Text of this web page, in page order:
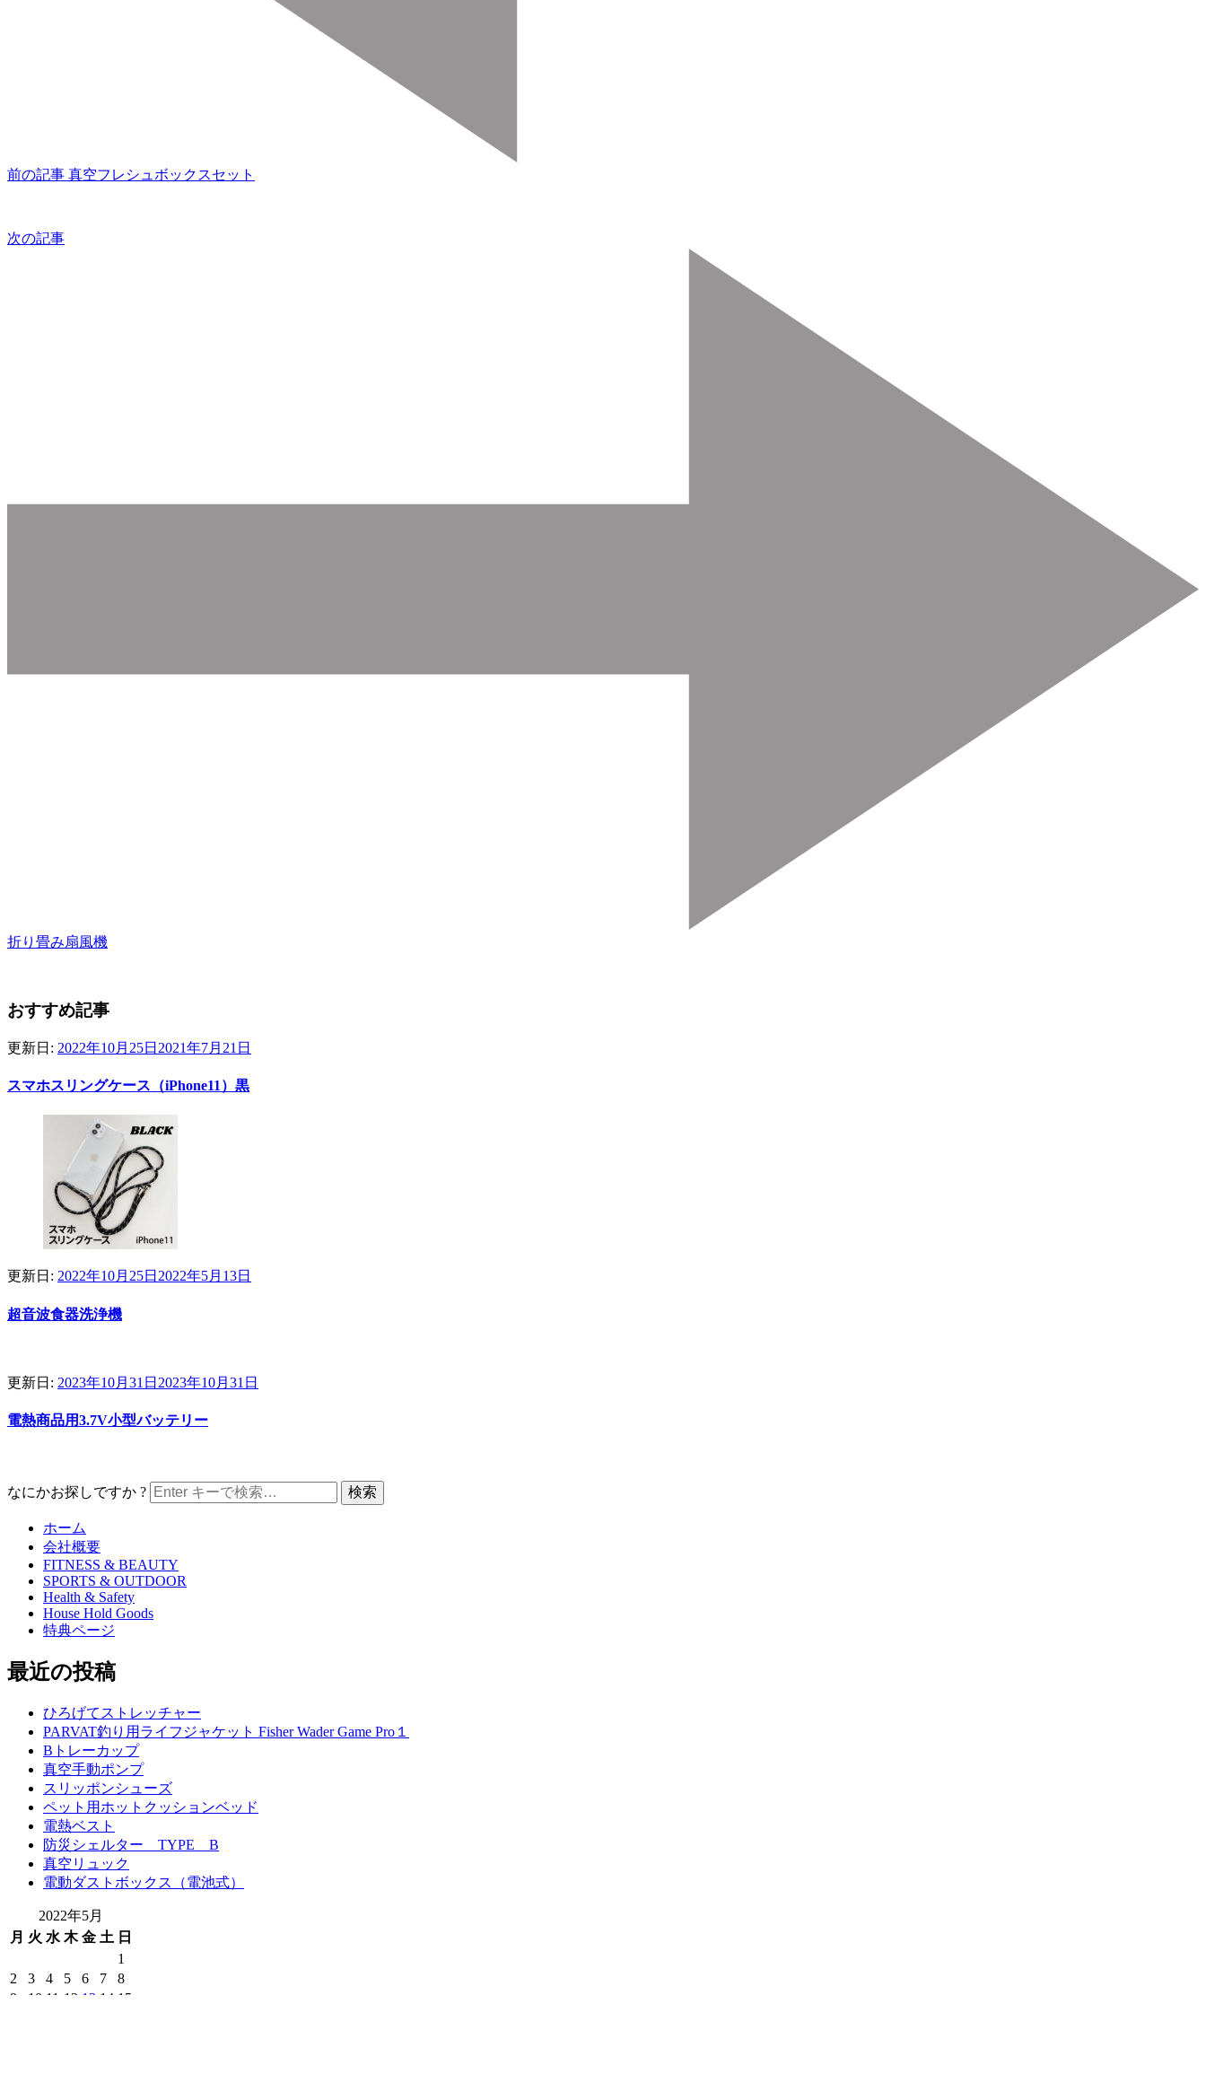
前の記事 真空フレシュボックスセット
次の記事
折り畳み扇風機
おすすめ記事
更新日: 2022年10月25日 2021年7月21日
スマホスリングケース（iPhone11）黒
更新日: 2022年10月25日 2022年5月13日
超音波食器洗浄機
更新日: 2023年10月31日 2023年10月31日
電熱商品用3.7V小型バッテリー
なにかお探しですか ?
ホーム
会社概要
FITNESS & BEAUTY
SPORTS & OUTDOOR
Health & Safety
House Hold Goods
特典ページ
最近の投稿
ひろげてストレッチャー
PARVAT釣り用ライフジャケット Fisher Wader Game Pro１
Bトレーカップ
真空手動ポンプ
スリッポンシューズ
ペット用ホットクッションベッド
電熱ベスト
防災シェルター TYPE B
真空リュック
電動ダストボックス（電池式）
2022年5月
月 火 水 木 金 土 日
1
2
3 4 5 6 7
8
9
10 11 12 13 14 15